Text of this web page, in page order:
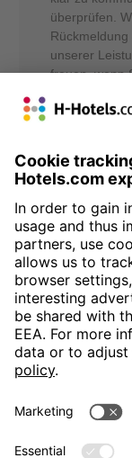
überprüfen.
unserer
freuen, wenn
den H-Hotels
From: anonymous
Als Seminar oder
View details
Lieber Gast,
genommen
Ihrem
Sie unser
gut geeignet